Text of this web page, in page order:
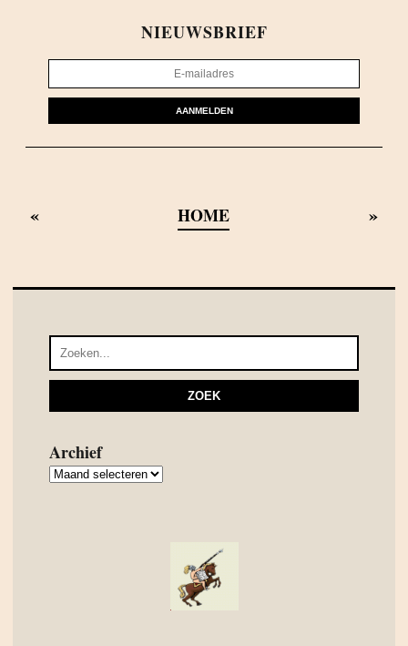
NIEUWSBRIEF
AANMELDEN
« HOME »
Archief
Archief